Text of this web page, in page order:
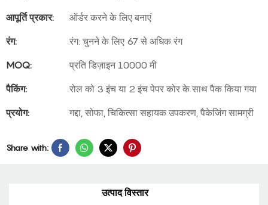
आपूर्ति प्रकार:
ऑर्डर करने के लिए बनाएं
रंग:
रंग: चुनने के लिए 67 से अधिक रंग
MOQ:
प्रति डिज़ाइन 10000 मी
पैकिंग:
रोल को 3 इंच या 2 इंच पेपर कोर के साथ पैक किया गया
प्रयोग:
गद्दा, सोफा, चिकित्सा सहायक उपकरण, पैकेजिंग सामग्री
Share with:
उत्पाद विस्तार